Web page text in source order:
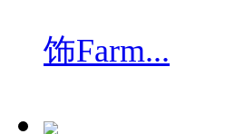
饰Farm...